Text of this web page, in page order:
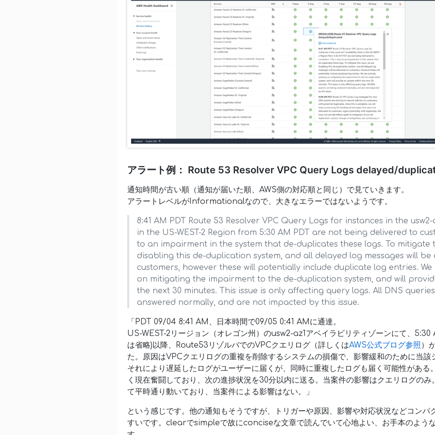
アラート例： Route 53 Resolver VPC Query Logs delayed/
通知時間が古い順（通知が届いた順、AWS側の対応順と同じ）で見ていきます。
アラートレベルがInformationalなので、大きなエラーではないようです。
8:41 AM PDT Route 53 Resolver VPC Query Logs for instances in the
in the US-WEST-2 Region from 5:30 AM PDT are not being delivered to
to an impairment in the system that de-duplicates these logs. To mitigate
disabling this de-duplication system, and all delayed log messages will be
customers, however these will potentially include duplicate log entries.
on mitigating the impairment to the de-duplication system, and will
the next 30 minutes. This issue is only affecting query logs. All DNS
answered normally, and are not impacted by this issue.
「PDT 09/04 8:41 AM、日本時間で09/05 0:41 AMに通達。
US-WEST-2リージョン（オレゴン州）のusw2-az1アベイラビリティゾーンにて、
は省略)以降、Route53リゾルバでのVPCクエリログ（詳しくはAWS公式ブログ参照）
た。原因はVPCクエリログの重複を削除するシステムの損傷で、影響緩和のために当該
それにより遅延したログがユーザーに届くが、同時に重複したログも届く可能性がある
く現在奮闘しており、次の進捗状況を30分以内に送る。当案件の影響はクエリログの
て平時通り動いており、当案件による影響はない。」
という感じです。他の通知もそうですが、トリガーや原因、影響や対応状況などコンパ
すいです。clearでsimpleで故にconciseな文章で読んでいて心地よい、お手本のよう